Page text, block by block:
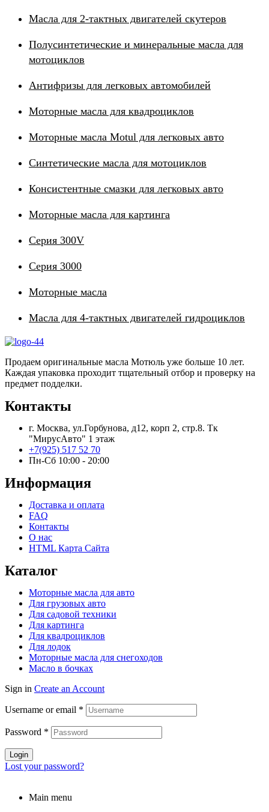
Масла для 2-тактных двигателей скутеров
Полусинтетические и минеральные масла для
мотоциклов
Антифризы для легковых автомобилей
Моторные масла для квадроциклов
Моторные масла Motul для легковых авто
Синтетические масла для мотоциклов
Консистентные смазки для легковых авто
Моторные масла для картинга
Серия 300V
Серия 3000
Моторные масла
Масла для 4-тактных двигателей гидроциклов
Продаем оригинальные масла Мотюль уже больше 10 лет.
Каждая упаковка проходит тщательный отбор и проверку на
предмет подделки.
Контакты
г. Москва, ул.Горбунова, д12, корп 2, стр.8. Тк
"МирусАвто" 1 этаж
+7(925) 517 52 70
Пн-Сб 10:00 - 20:00​
Информация
Доставка и оплата
FAQ
Контакты
О нас
HTML Карта Сайта
Каталог
Моторные масла для авто
Для грузовых авто
Для садовой техники
Для картинга
Для квадроциклов
Для лодок
Моторные масла для снегоходов
Масло в бочках
Sign in Create an Account
Username or email *
Password *
Login
Lost your password?
Main menu